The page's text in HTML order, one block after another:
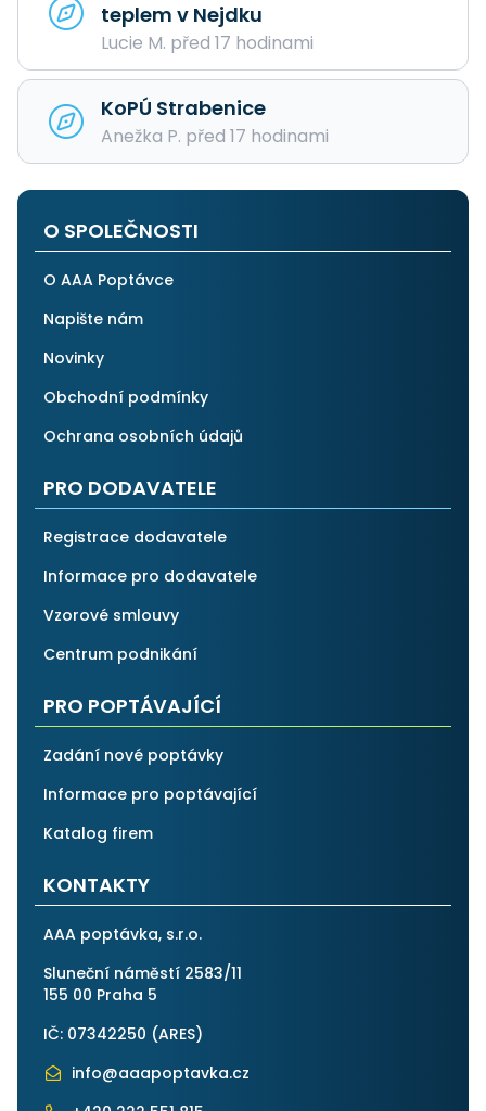
teplem v Nejdku
Lucie M. před 17 hodinami
KoPÚ Strabenice
Anežka P. před 17 hodinami
O SPOLEČNOSTI
O AAA Poptávce
Napište nám
Novinky
Obchodní podmínky
Ochrana osobních údajů
PRO DODAVATELE
Registrace dodavatele
Informace pro dodavatele
Vzorové smlouvy
Centrum podnikání
PRO POPTÁVAJÍCÍ
Zadání nové poptávky
Informace pro poptávající
Katalog firem
KONTAKTY
AAA poptávka, s.r.o.
Sluneční náměstí 2583/11
155 00 Praha 5
IČ: 07342250 (ARES)
info@aaapoptavka.cz